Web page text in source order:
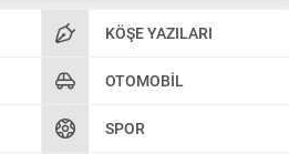
KÖŞE YAZILARI
OTOMOBIL
SPOR